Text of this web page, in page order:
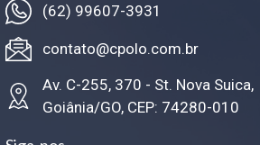
(62) 99607-3931
contato@cpolo.com.br
Av. C-255, 370 - St. Nova Suica,
Goiânia/GO, CEP: 74280-010